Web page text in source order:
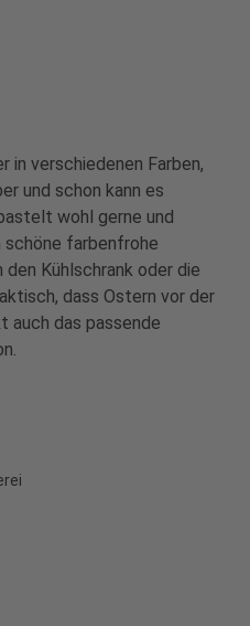
in verschiedenen Farben,
und schon kann es
wohl gerne und
schöne farbenfrohe
den Kühlschrank oder die
dass Ostern vor der
auch das passende